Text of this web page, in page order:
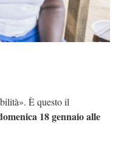
È questo il
18 gennaio alle